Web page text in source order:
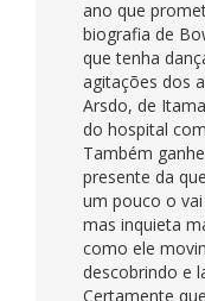
ano que
biografia de
que tenha
agitações dos
Arsdo, de
do hospital
Também
presente da
um pouco o
mas inquieta
como ele
descobrindo e
Certamente